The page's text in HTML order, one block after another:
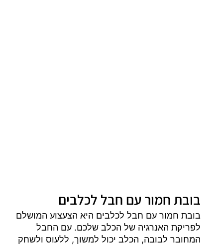
בובת חמור עם חבל לכלבים
בובת חמור עם חבל לכלבים היא הצעצוע המושלם
לפריקת האנרגיה של הכלב שלכם. עם החבל
המחובר לבובה, הכלב יכול למשוך, ללעוס ולשחק